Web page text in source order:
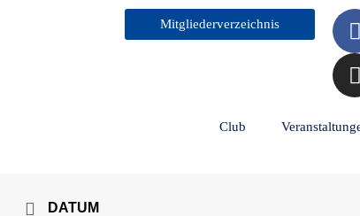
Mitgliederverzeichnis
a
c
e
I
n
s
t
Club
DATUM